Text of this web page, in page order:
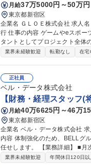
月給37万5000円～50万円
東京都新宿区
企業名 ＧＬＯＥ株式会社 求人名 【業界未経験歓迎|制作アシスタントプロデューサー】VTuber等イベント制作進
行 仕事の内容 ゲームやeスポーツ、VTuber等のイベント制作事業を展開する当社にて、プロデューサーのアシス
タントとしてプロジェクト全体の
には】■WBS設計・更新や全体
公演からオリジナルイベント
効率的に案件を前進させる実務スキルが身につきます。 募集職種
サー】VTuber等イベント制作進
業界未経験歓迎 転勤なし 在宅
正社員
ベル・データ株式会社
【財務・経理スタッフ
月給40万6625円～46万
東京都新宿区
企業名 ベル・データ株式会社 求人名 【財務・経理スタッフ(将来の課長候補)】財務・経理業務実務経験◎ 仕事の
内容 体制強化のため、BELLグ
任せします。 【業務詳細】 ■月次年次決算 ■経営用レポーティング ■経理業務フローの改善、AIエージェント等を
業界未経験歓迎 年間休日120日以